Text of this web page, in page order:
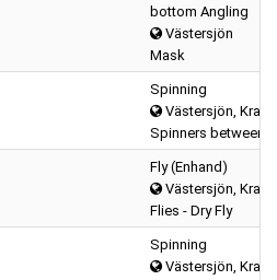
bottom Angling
Västersjön
Mask
Spinning
Västersjön,
Spinners between
Fly (Enhand)
Västersjön,
Flies - Dry Fly
Spinning
Västersjön,